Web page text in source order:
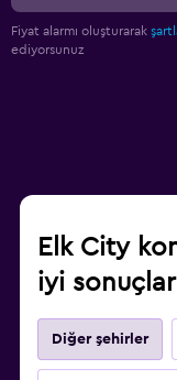
Fiyat alarmı oluşturarak
ediyorsunuz
Elk City
iyi
Diğer şehirler